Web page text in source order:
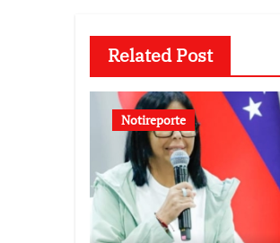
Related Post
Notireporte